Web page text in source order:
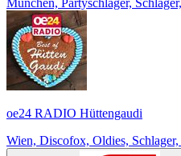
München, Partyschlager,
oe24 RADIO Hüttengaudi
Wien, Discofox, Oldies,